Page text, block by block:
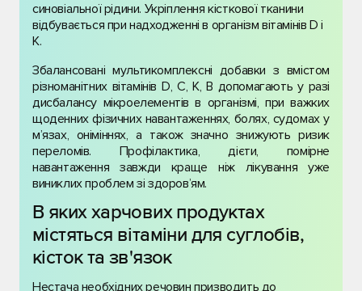
синовіальної рідини. Укріплення кісткової тканини
відбувається при надходженні в організм вітамінів D і
K.
Збалансовані мультикомплексні добавки з вмістом
різноманітних вітамінів D, C, K, В допомагають у разі
дисбалансу мікроелементів в організмі, при важких
щоденних фізичних навантаженнях, болях, судомах у
м’язах, оніміннях, а також значно знижують ризик
переломів. Профілактика, дієти, помірне
навантаження завжди краще ніж лікування уже
виниклих проблем зі здоров’ям.
В яких харчових продуктах
містяться вітаміни для суглобів,
кісток та зв'язок
Нестача необхідних речовин призводить до